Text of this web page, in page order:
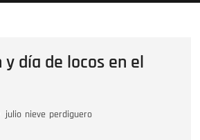
e
y día de locos en el
julio nieve perdiguero